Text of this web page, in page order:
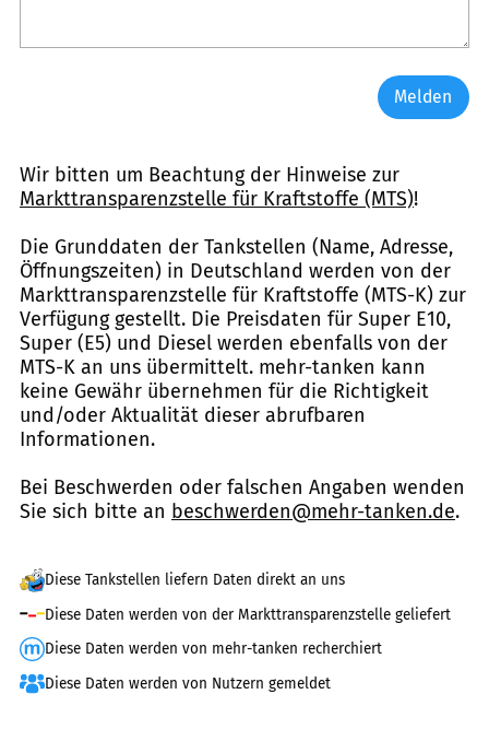
Melden
Wir bitten um Beachtung der Hinweise zur
Markttransparenzstelle für Kraftstoffe (MTS)!
Die Grunddaten der Tankstellen (Name, Adresse,
Öffnungszeiten) in Deutschland werden von der
Markttransparenzstelle für Kraftstoffe (MTS-K) zur
Verfügung gestellt. Die Preisdaten für Super E10,
Super (E5) und Diesel werden ebenfalls von der
MTS-K an uns übermittelt. mehr-tanken kann
keine Gewähr übernehmen für die Richtigkeit
und/oder Aktualität dieser abrufbaren
Informationen.
Bei Beschwerden oder falschen Angaben wenden
Sie sich bitte an beschwerden@mehr-tanken.de.
Diese Tankstellen liefern Daten direkt an uns
Diese Daten werden von der Markttransparenzstelle geliefert
Diese Daten werden von mehr-tanken recherchiert
Diese Daten werden von Nutzern gemeldet